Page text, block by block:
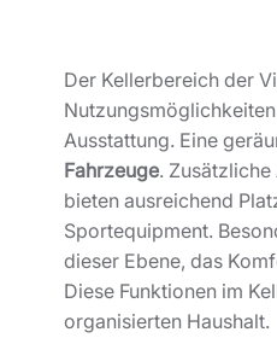
Der Kellerbereich der
Ausstattung. Eine
Fahrzeuge.
bieten ausreichend
Sportequipment.
dieser Ebene, das
Diese Funktionen im
organisierten Haushalt.